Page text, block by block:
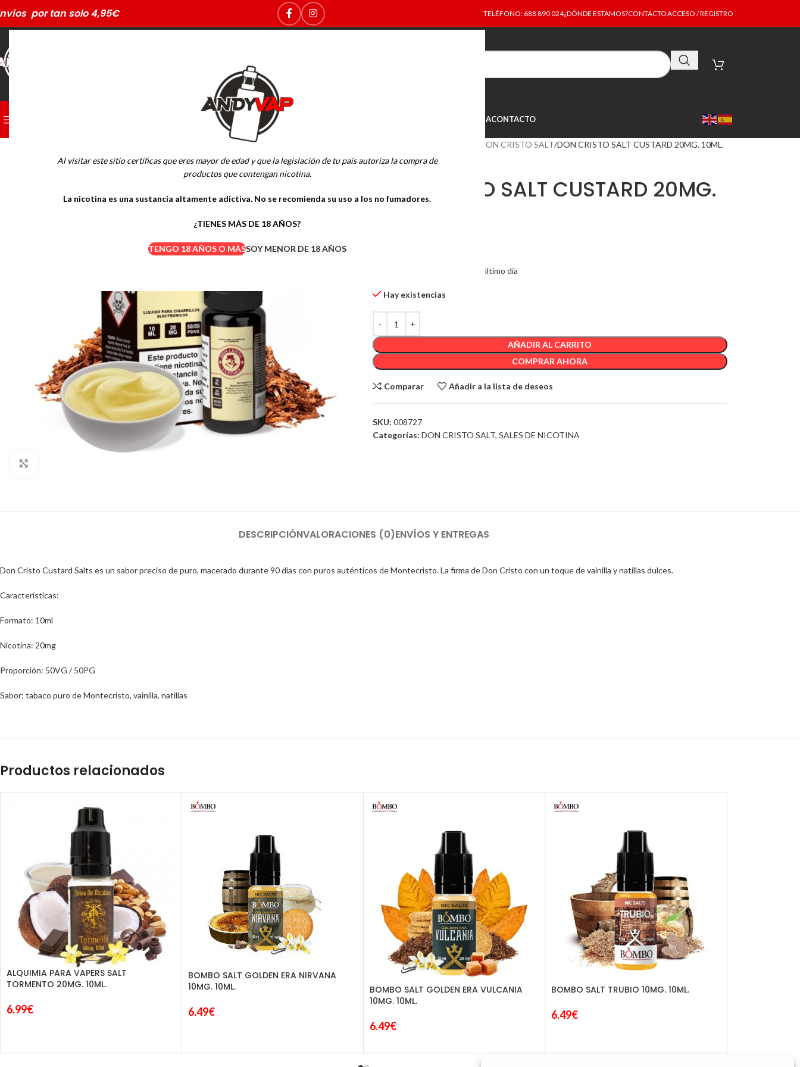
Al visitar este sitio certificas que eres mayor de edad y que la legislación de tu país autoriza la compra de
productos que contengan nicotina.
La nicotina es una sustancia altamente adictiva. No se recomienda su uso a los no fumadores.
¿TIENES MÁS DE 18 AÑOS?
TENGO 18 AÑOS O MÁSSOY MENOR DE 18 AÑOS
por tan solo 4,95€ TELÉFONO: 688 890 024¿DÓNDE ESTAMOS?CONTACTOACCESO / REGISTRO
PODS DESECHABLES
Drifter Desechables
TIENDACONTACTO
DON CRISTO SALT DON CRISTO SALT CUSTARD 20MG. 10ML.
DON CRISTO SALT CUSTARD 20MG.
Artículos Vendido en el último día
Hay existencias
AÑADIR AL CARRITO
COMPRAR AHORA
Comparar Añadir a la lista de deseos
SKU: 008727
Categorías: DON CRISTO SALT, SALES DE NICOTINA
DESCRIPCIÓNVALORACIONES (0)ENVÍOS Y ENTREGAS
Don Cristo Custard Salts es un sabor preciso de puro, macerado durante 90 días con puros auténticos de Montecristo. La firma de Don Cristo con un toque de vainilla y natillas dulces.
Características:
Formato: 10ml
Nicotina: 20mg
Proporción: 50VG / 50PG
Sabor: tabaco puro de Montecristo, vainilla, natillas
Productos relacionados
ALQUIMIA PARA VAPERS SALT
TORMENTO 20MG. 10ML.
6.99€
BOMBO SALT GOLDEN ERA NIRVANA
10MG. 10ML.
6.49€
BOMBO SALT GOLDEN ERA VULCANIA
10MG. 10ML.
6.49€
BOMBO SALT TRUBIO 10MG. 10ML.
6.49€